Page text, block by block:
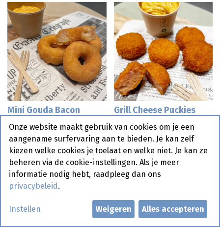
Mini Gouda Bacon
Donuts Frit is it 45 st
Grill Cheese Puckies
Burgerland (90 st) 2 kg
Bestelartikel
Onze website maakt gebruik van cookies om je een
aangename surfervaring aan te bieden. Je kan zelf
kiezen welke cookies je toelaat en welke niet. Je kan ze
beheren via de cookie-instellingen. Als je meer
informatie nodig hebt, raadpleeg dan ons
privacybeleid .
Instellen Weigeren Alles accepteren